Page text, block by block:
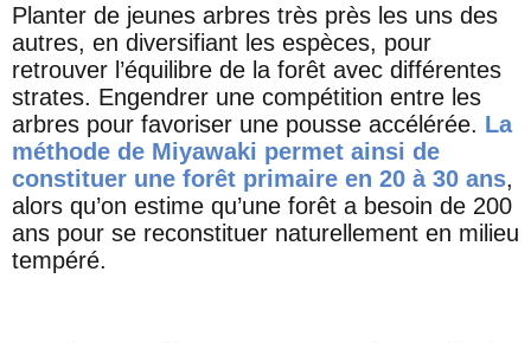
Planter de jeunes arbres très près les uns des
autres, en diversifiant les espèces, pour
retrouver l’équilibre de la forêt avec différentes
strates. Engendrer une compétition entre les
arbres pour favoriser une pousse accélérée. La
méthode de Miyawaki permet ainsi de
constituer une forêt primaire en 20 à 30 ans,
alors qu’on estime qu’une forêt a besoin de 200
ans pour se reconstituer naturellement en milieu
tempéré.